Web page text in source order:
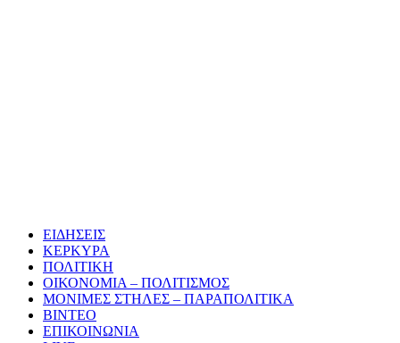
ΕΙΔΗΣΕΙΣ
ΚΕΡΚΥΡΑ
ΠΟΛΙΤΙΚΗ
ΟΙΚΟΝΟΜΙΑ – ΠΟΛΙΤΙΣΜΟΣ
ΜΟΝΙΜΕΣ ΣΤΗΛΕΣ – ΠΑΡΑΠΟΛΙΤΙΚΑ
ΒΙΝΤΕΟ
ΕΠΙΚΟΙΝΩΝΙΑ